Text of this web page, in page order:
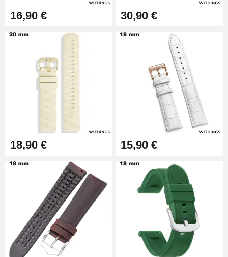
16,90 € 30,90 €
18,90 € 15,90 €